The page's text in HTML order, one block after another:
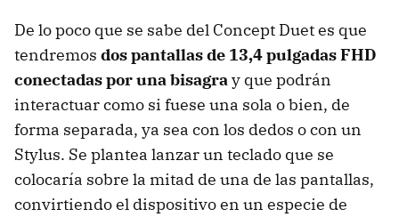
De lo poco que se sabe del Concept Duet es que
tendremos dos pantallas de 13,4 pulgadas FHD
conectadas por una bisagray que podrán
interactuar como si fuese una sola o bien, de
forma separada, ya sea con los dedos o con un
Stylus. Se plantea lanzar un teclado que se
colocaría sobre la mitad de una de las pantallas,
convirtiendo el dispositivo en un especie de